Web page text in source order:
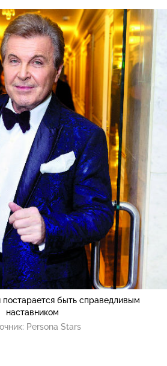
постарается быть справедливым
наставником
Persona Stars